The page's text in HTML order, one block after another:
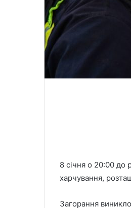
8 січня о 20:00 до
харчування,
Загорання